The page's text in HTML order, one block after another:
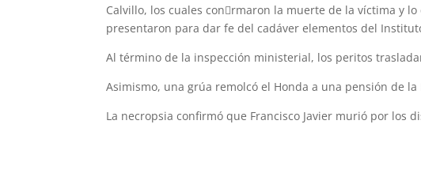
Calvillo, los cuales con􀂿rmaron la muerte de la víctima y
presentaron para dar fe del cadáver elementos del
Al término de la inspección ministerial, los peritos
Asimismo, una grúa remolcó el Honda a una pensión de la
La necropsia confirmó que Francisco Javier murió por los